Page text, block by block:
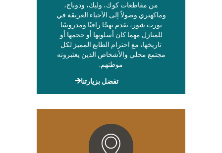
من مقاطعات كوك، وليك، ودوباج،
وماكهنري وصولاً إلى الأحياء العريقة في
نورث شور، نقدم نهجًا راقيًا ومدروسًا
للمنازل مهما كان أسلوبها أو حجمها أو
تاريخها، مع احترام الطابع المميز لكل
مجتمع محلي والأشخاص الذين يعتبرونه
موطنهم.
تفضل بزيارتنا